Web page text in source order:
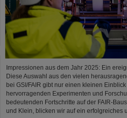
Impressionen aus dem Jahr 2025: Ein
Diese Auswahl aus den vielen
bei GSI/FAIR gibt nur einen kleinen
hervorragenden Experimenten und
bedeutenden Fortschritte auf der FAIR-
und Klein, blicken wir auf ein erfolgreiches